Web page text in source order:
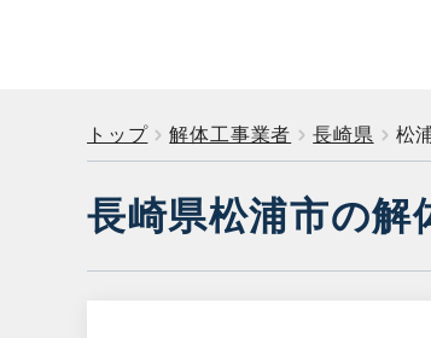
トップ 解体工事業者 長崎県 松
長崎県松浦市の解